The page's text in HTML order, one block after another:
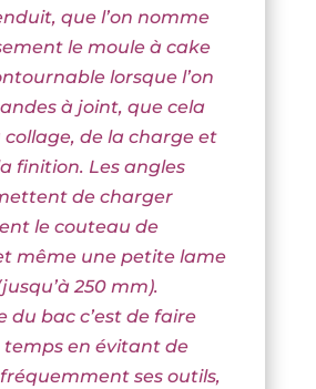
que l’on nomme
le moule à cake
lorsque l’on
à joint, que cela
collage, de la charge et
finition. Les angles
de charger
le couteau de
même une petite lame
250 mm).
du bac c’est de faire
en évitant de
ses outils,